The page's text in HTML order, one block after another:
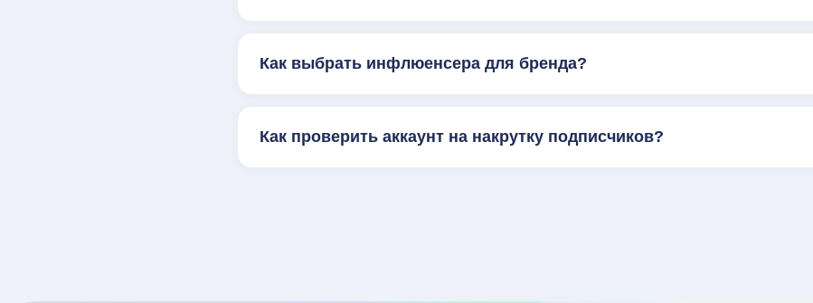
Как выбрать инфлюенсера для бренда?
Как проверить аккаунт на накрутку подписчиков?